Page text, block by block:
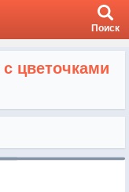
Поиск
цветочками